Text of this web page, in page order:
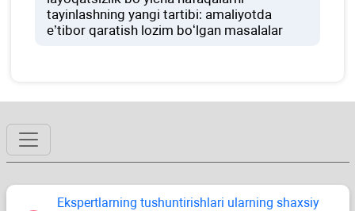
tayinlashning yangi tartibi: amaliyotda
e’tibor qaratish lozim boʻlgan masalalar
Ekspertlarning tushuntirishlari ularning shaхsiy